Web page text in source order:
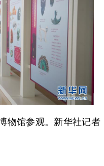
馆参观。新华社记者